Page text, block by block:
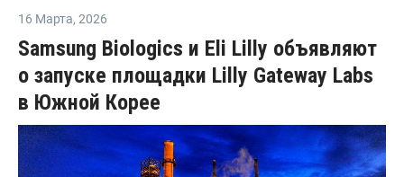
16 Марта, 2026
Samsung Biologics и Eli Lilly объявляют
о запуске площадки Lilly Gateway Labs
в Южной Корее